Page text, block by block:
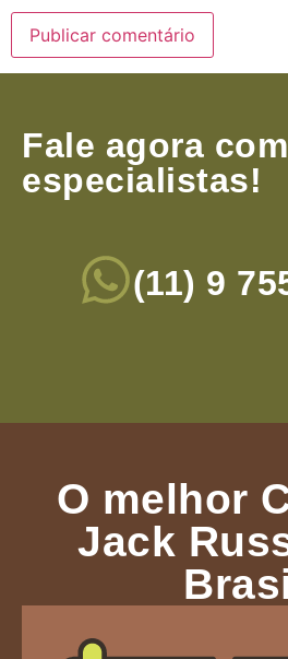
Fale agora
especialistas!
(11) 9
O melhor
Jack